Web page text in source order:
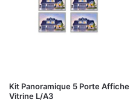
Kit Panoramique 5 Porte Affiche
Vitrine L/A3